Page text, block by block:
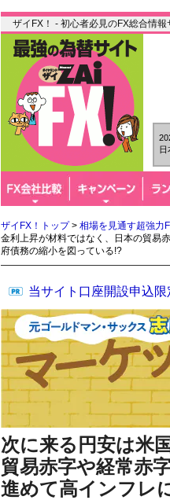
ザイFX！ - 初心者必見のFX総合情報
日
ザイFX！トップ> 相場を見通す超強力
金利上昇が材料ではなく、日本の貿易
府債務の縮小を図っている!?
当サイト口座開設申込
次に来る円安は米
貿易赤字や経常赤
進めて高インフレ